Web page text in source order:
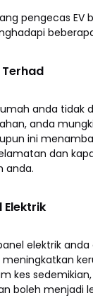
pengecas EV
anda tidak
anda
ini
dan
anda.
Elektrik
elektrik anda
kes
boleh menjadi